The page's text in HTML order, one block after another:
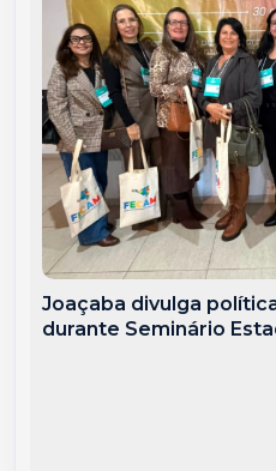
Joaçaba divulga
durante Seminário